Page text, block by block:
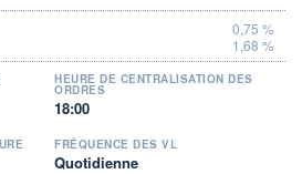
0,75 %
1,68 %
HEURE DE CENTRALISATION DES
ORDRES
18:00
FRÉQUENCE DES VL
Quotidienne